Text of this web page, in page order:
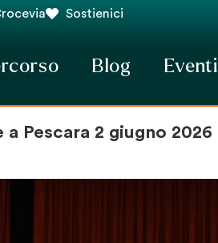
Sostienici
Blog Eventi
Pescara 2 giugno 2026